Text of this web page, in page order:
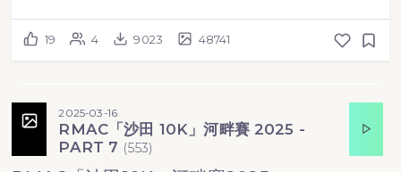
19 4 9023 48741
2025-03-16
RMAC「沙田 10K」河畔賽 2025 -
PART 7 (553)